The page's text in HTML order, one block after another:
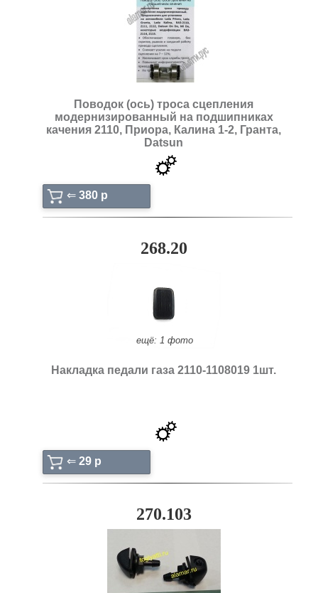
Поводок (ось) троса сцепления
модернизированный на подшипниках
качения 2110, Приора, Калина 1-2, Гранта,
Datsun
⇐ 380 p
268.20
ещё: 1 фото
Накладка педали газа 2110-1108019 1шт.
⇐ 29 p
270.103